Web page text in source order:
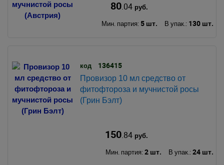
80.04руб.
Мин. партия: 5 шт. В упак.: 130 шт.
код 136415
Провизор 10 мл средство от
фитофтороза и мучнистой росы
(Грин Бэлт)
150.84руб.
Мин. партия: 2 шт. В упак.: 24 шт.